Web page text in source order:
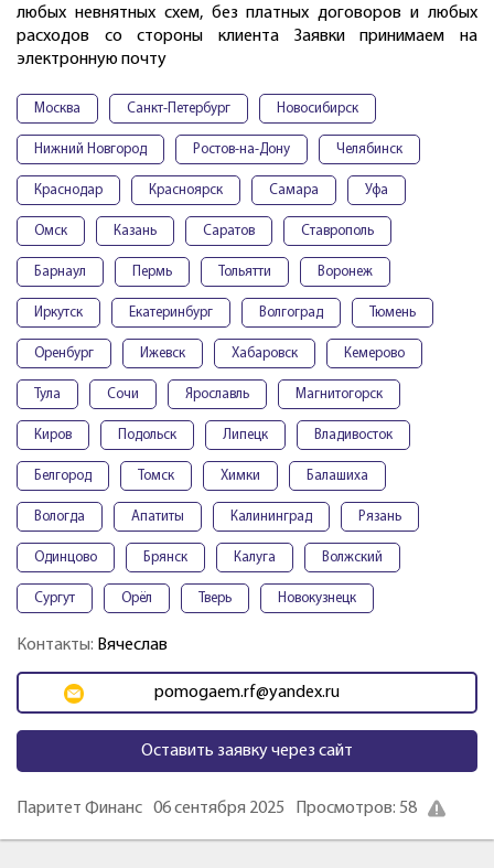
любых невнятных схем, без платных договоров и любых
расходов со стороны клиента Заявки принимаем на
электронную почту
Москва Санкт-Петербург Новосибирск
Нижний Новгород Ростов-на-Дону Челябинск
Краснодар Красноярск Самара Уфа
Омск Казань Саратов Ставрополь
Барнаул Пермь Тольятти Воронеж
Иркутск Екатеринбург Волгоград Тюмень
Оренбург Ижевск Хабаровск Кемерово
Тула Сочи Ярославль Магнитогорск
Киров Подольск Липецк Владивосток
Белгород Томск Химки Балашиха
Вологда Апатиты Калининград Рязань
Одинцово Брянск Калуга Волжский
Сургут Орёл Тверь Новокузнецк
Контакты: Вячеслав
pomogaem.rf@yandex.ru
Оставить заявку через сайт
Паритет Финанс 06 сентября 2025 Просмотров: 58